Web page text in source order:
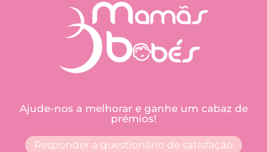
Ajude-nos a melhorar e ganhe um cabaz de
prémios!
Responder a questionário de satisfação